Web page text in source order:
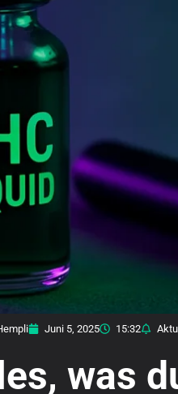
Juni 5, 2025 15:32
was